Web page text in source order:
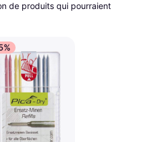
de produits qui pourraient